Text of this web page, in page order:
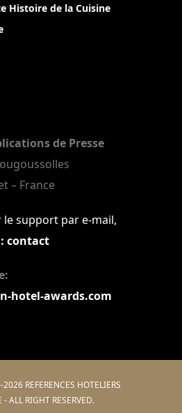
Histoire de la Cuisine
de Presse
– France
support par e-mail,
contact
hotel-awards.com
REFERENCES HOTELIERS
ALL RIGHT RESERVED.